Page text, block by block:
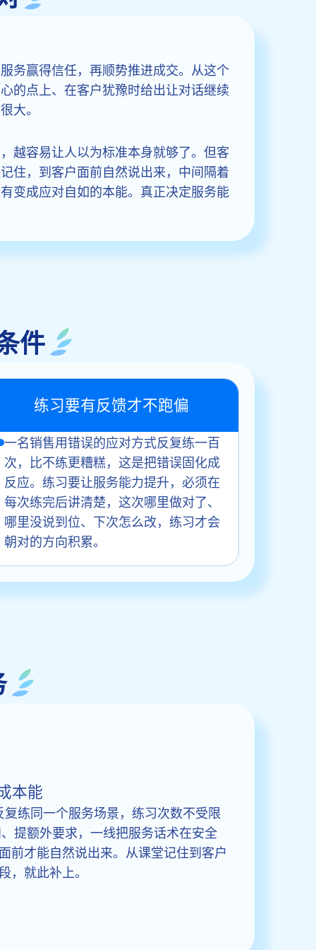
务赢得信任，再顺势推进成交。从这个
的点上、在客户犹豫时给出让对话继续
大。
越容易让人以为标准本身就够了。但客
住，到客户面前自然说出来，中间隔着
变成应对自如的本能。真正决定服务能
件
练习要有反馈才不跑偏
一名销售用错误的应对方式反复练一百
次，比不练更糟糕，这是把错误固化成
反应。练习要让服务能力提升，必须在
每次练完后讲清楚，这次哪里做对了、
哪里没说到位、下次怎么改，练习才会
朝对的方向积累。
本能
练同一个服务场景，练习次数不受限
提额外要求，一线把服务话术在安全
前才能自然说出来。从课堂记住到客户
，就此补上。